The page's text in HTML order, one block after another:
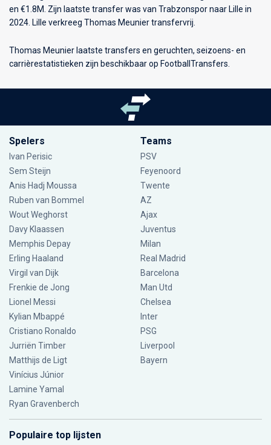
en €1.8M. Zijn laatste transfer was van Trabzonspor naar Lille in
2024. Lille verkreeg Thomas Meunier transfervrij.
Thomas Meunier laatste transfers en geruchten, seizoens- en
carrièrestatistieken zijn beschikbaar op FootballTransfers.
Spelers
Ivan Perisic
Sem Steijn
Anis Hadj Moussa
Ruben van Bommel
Wout Weghorst
Davy Klaassen
Memphis Depay
Erling Haaland
Virgil van Dijk
Frenkie de Jong
Lionel Messi
Kylian Mbappé
Cristiano Ronaldo
Jurriën Timber
Matthijs de Ligt
Vinícius Júnior
Lamine Yamal
Ryan Gravenberch
Teams
PSV
Feyenoord
Twente
AZ
Ajax
Juventus
Milan
Real Madrid
Barcelona
Man Utd
Chelsea
Inter
PSG
Liverpool
Bayern
Populaire top lijsten